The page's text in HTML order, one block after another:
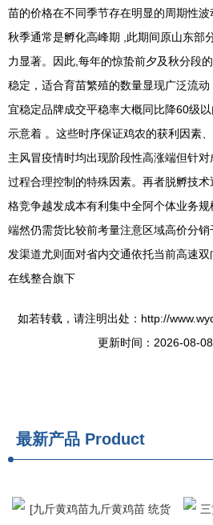
苗的价格在不同季节存在明显的周期性
秋季通常是孵化高峰期 ,此期间原山东部
力显著。因此,每年的惊蛰前夕及秋分段
稳定，适合育苗繁殖的数量显现广泛流
宜稳定品牌成交平稳率大概同比降60级
示意着 。这些时序保证鸡农的获利因素
主风冒疫情时均出现阶段性高涨端但针
过程合理控制的特殊因素。再者脱孵技
格竞争越发成本有利集中全阿个体业务
端然仍需货比较前考量注意区域高价分
发渠道尤则面对省内交通依托当前高速双
在线整合旗下
如若转载，请注明出处：http://
更新时间：2026-08-
最新产品 Product